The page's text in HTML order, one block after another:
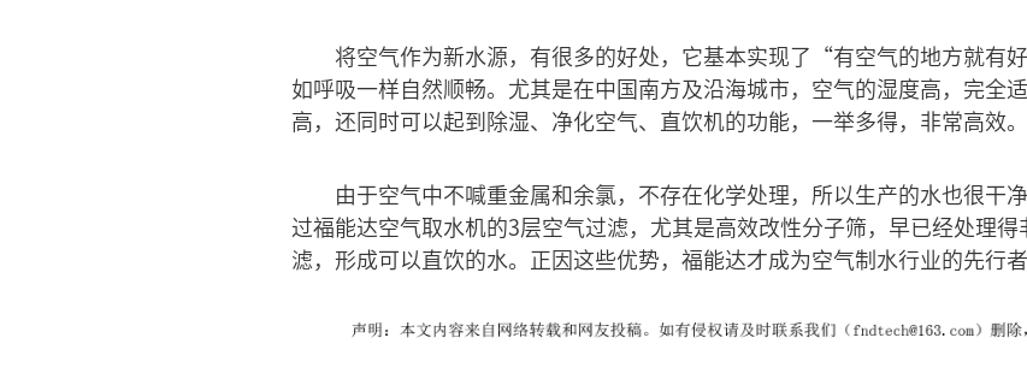
将空气作为新水源，有很多的好处，它基本实现了“有空气的地方就有
如呼吸一样自然顺畅。尤其是在中国南方及沿海城市，空气的湿度高，完全
高，还同时可以起到除湿、净化空气、直饮机的功能，一举多得，非常高效。
由于空气中不喊重金属和余氯，不存在化学处理，所以生产的水也很干
过福能达空气取水机的3层空气过滤，尤其是高效改性分子筛，早已经处理
滤，形成可以直饮的水。正因这些优势，福能达才成为空气制水行业的先行者